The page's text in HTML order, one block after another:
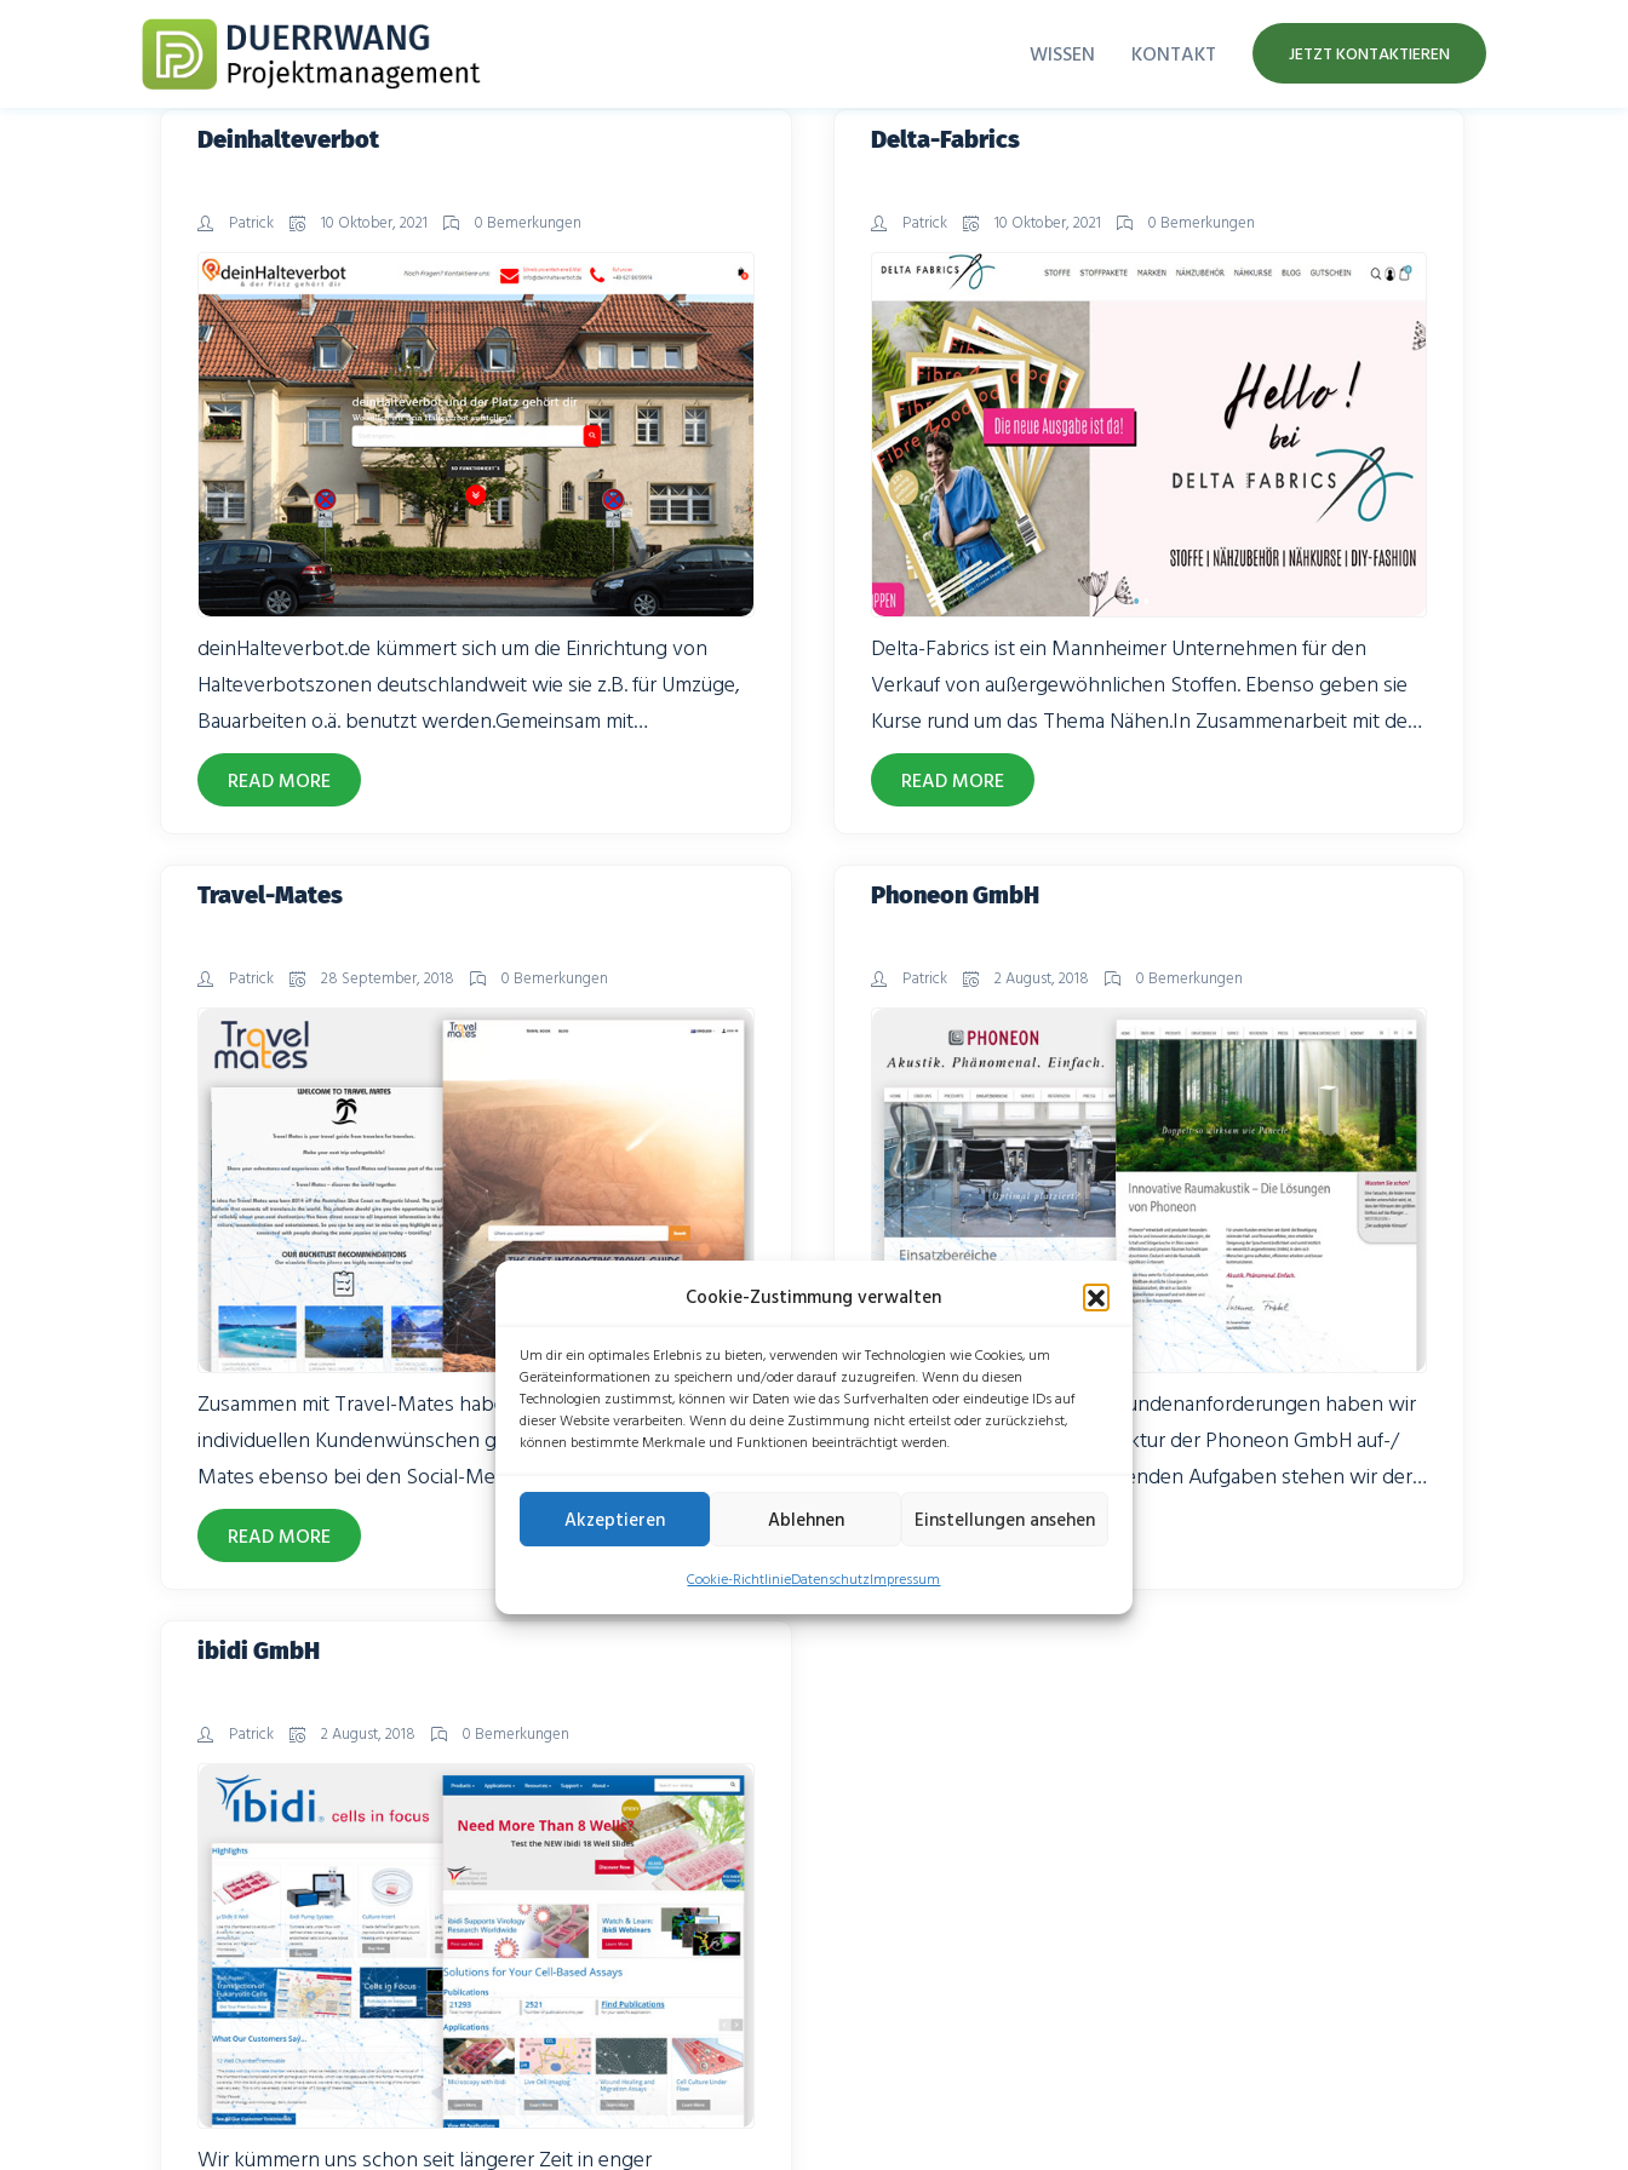
Cookie-Zustimmung verwalten
Um dir ein optimales Erlebnis zu bieten, verwenden wir Technologien wie Cookies, um
Geräteinformationen zu speichern und/oder darauf zuzugreifen. Wenn du diesen
Technologien zustimmst, können wir Daten wie das Surfverhalten oder eindeutige IDs auf
dieser Website verarbeiten. Wenn du deine Zustimmung nicht erteilst oder zurückziehst,
können bestimmte Merkmale und Funktionen beeinträchtigt werden.
Akzeptieren Ablehnen Einstellungen ansehen
Cookie-RichtlinieDatenschutzImpressum
WISSEN KONTAKT JETZT KONTAKTIEREN
Deinhalteverbot
Patrick 10 Oktober, 2021 0 Bemerkungen
deinHalteverbot.de kümmert sich um die Einrichtung von
Halteverbotszonen deutschlandweit wie sie z.B. für Umzüge,
Bauarbeiten o.ä. benutzt werden.Gemeinsam mit
deinHalteverbot.de haben wir den kompletten Shop erstellt
und haben uns in den vergangenen Jahren um Fragen und
READ MORE
Delta-Fabrics
Patrick 10 Oktober, 2021 0 Bemerkungen
Delta-Fabrics ist ein Mannheimer Unternehmen für den
Verkauf von außergewöhnlichen Stoffen. Ebenso geben sie
Kurse rund um das Thema Nähen.In Zusammenarbeit mit dem
Delta-Fabrics Team haben wir den Onlineshop
bedarfsgerecht komplett erstellt und alle
READ MORE
Travel-Mates
Patrick 28 September, 2018 0 Bemerkungen
Zusammen mit Travel-Mates haben wir das Projekt nach
individuellen Kundenwünschen gestaltet. Wir standen Travel-
Mates ebenso bei den Social-Media-Auftritten und der
generellen Konzeption zur Seite.
READ MORE
Phoneon GmbH
Patrick 2 August, 2018 0 Bemerkungen
Basierend auf individuellen Kundenanforderungen haben wir
die Webseite und Serverstruktur der Phoneon GmbH auf-/
und ausgebaut. Bei allen laufenden Aufgaben stehen wir der
Phoneon GmbH tatkräftig zur Seite und kümmern uns
READ MORE
ibidi GmbH
Patrick 2 August, 2018 0 Bemerkungen
Wir kümmern uns schon seit längerer Zeit in enger